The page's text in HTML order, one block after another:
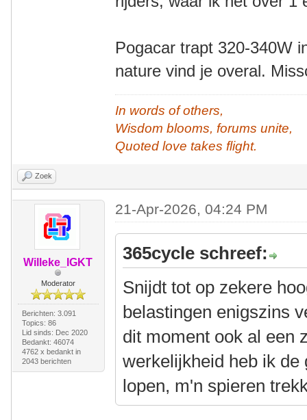
Pogacar trapt 320-340W
nature vind je overal.
In words of others,
Wisdom blooms, forums unite,
Quoted love takes flight.
Zoek
Willeke_IGKT
Moderator
Berichten: 3.091
Topics: 86
Lid sinds: Dec 2020
Bedankt: 46074
4762 x bedankt in
2043 berichten
21-Apr-2026, 04:24 PM
365cycle schreef:
Snijdt tot op zekere
belastingen enigszins
dit moment ook al een
werkelijkheid heb ik de
lopen, m'n spieren